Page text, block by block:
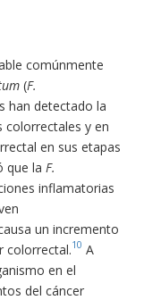
comúnmente
(F.
han detectado la
colorrectales y en
en sus etapas
que la F.
inflamatorias
un incremento
colorrectal.10 A
en el
del cáncer